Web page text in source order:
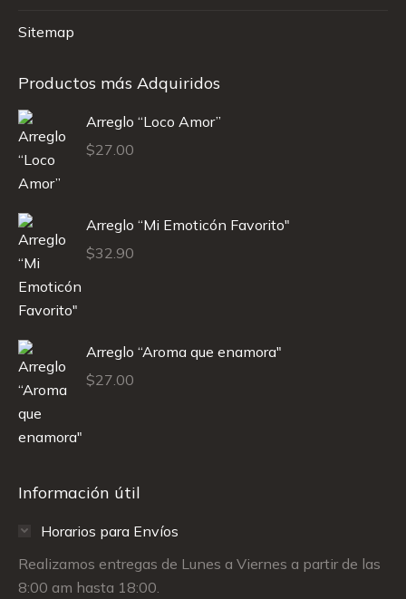
Sitemap
Productos más Adquiridos
Arreglo “Loco Amor”
$27.00
Arreglo “Mi Emoticón Favorito"
$32.90
Arreglo “Aroma que enamora"
$27.00
Información útil
Horarios para Envíos
Realizamos entregas de Lunes a Viernes a partir de las
8:00 am hasta 18:00.